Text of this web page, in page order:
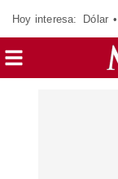
Hoy interesa: Dólar